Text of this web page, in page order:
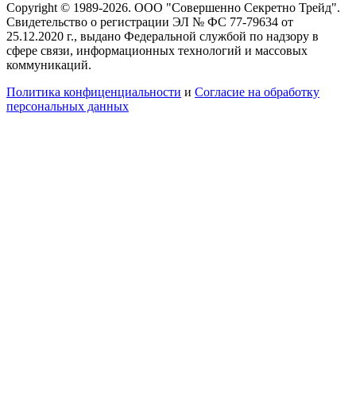
Copyright © 1989-2026. ООО "Совершенно Секретно Трейд".
Свидетельство о регистрации ЭЛ № ФС 77-79634 от
25.12.2020 г., выдано Федеральной службой по надзору в
сфере связи, информационных технологий и массовых
коммуникаций.
Политика конфиценциальности и Согласие на обработку
персональных данных